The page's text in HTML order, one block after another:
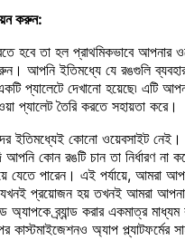
করুন:
হবে তা হল প্রাথমিকভাবে আপনার
আপনি ইতিমধ্যে যে রঙগুলি
প্যালেটে দেখানো হয়েছে৷ এটি
প্যালেট তৈরি করতে সহায়তা করে।
ইতিমধ্যেই কোনো ওয়েবসাইট নেই।
কোন রঙটি চান তা নির্ধারণ না
যেতে পারেন। এই পর্যায়ে, আমরা
যখনই প্রয়োজন হয় তখনই আমরা
অ্যাপকে ব্র্যান্ড করার একমাত্র
কাস্টমাইজেশনও অ্যাপ প্ল্যাটফর্মের